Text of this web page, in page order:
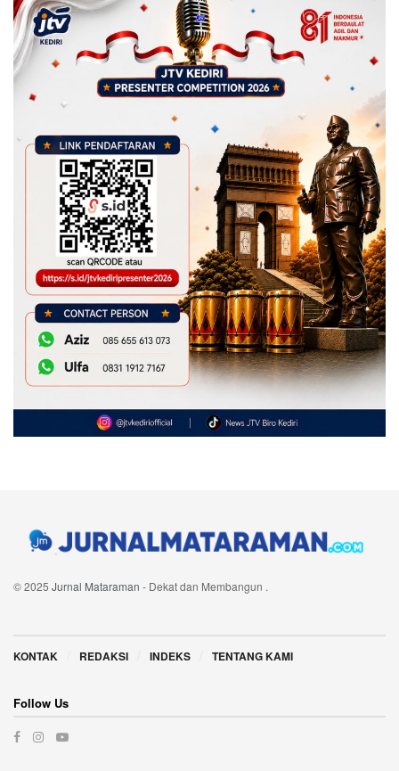
© 2025 Jurnal Mataraman - Dekat dan Membangun .
KONTAK REDAKSI INDEKS TENTANG KAMI
Follow Us